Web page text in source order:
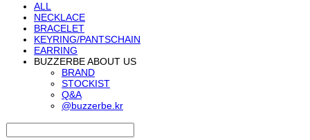
ALL
NECKLACE
BRACELET
KEYRING/PANTSCHAIN
EARRING
BUZZERBE ABOUT US
BRAND
STOCKIST
Q&A
@buzzerbe.kr